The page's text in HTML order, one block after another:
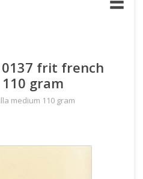
0137 frit french
gram
medium 110 gram